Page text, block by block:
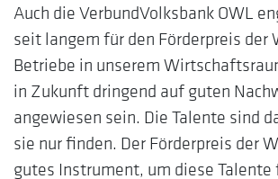
Auch die VerbundVolksbank OWL
seit langem für den Förderpreis der
Betriebe in unserem
in Zukunft dringend auf guten
angewiesen sein. Die Talente sind
sie nur finden. Der Förderpreis der
gutes Instrument, um diese